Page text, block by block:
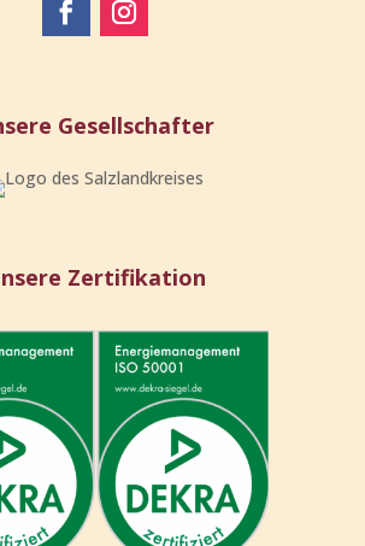
Gesellschafter
Zertifikation